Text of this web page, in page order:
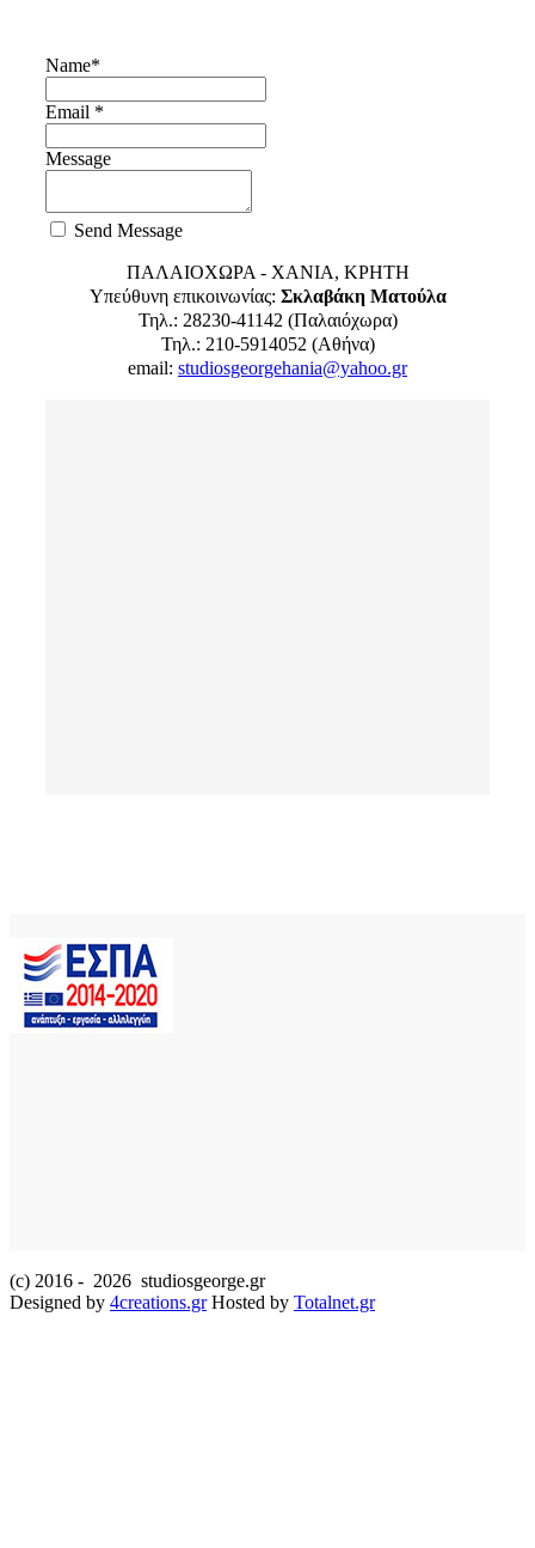
Name*
Email *
Message
Send Message
ΠΑΛΑΙΟΧΩΡΑ - ΧΑΝΙΑ, ΚΡΗΤΗ
Υπεύθυνη επικοινωνίας: Σκλαβάκη Ματούλα
Τηλ.: 28230-41142 (Παλαιόχωρα)
Τηλ.: 210-5914052 (Αθήνα)
email: studiosgeorgehania@yahoo.gr
(c) 2016 - 2026 studiosgeorge.gr
Designed by 4creations.grHosted by Totalnet.gr